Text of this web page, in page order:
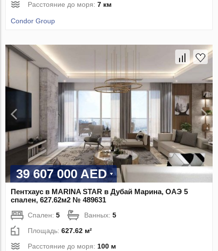
Расстояние до моря:7 км
Condor Group
39 607 000 AED
Пентхаус в MARINA STAR в Дубай Марина, ОАЭ 5
спален, 627.62м2 № 489631
Спален:5 Ванных:5
Площадь:627.62 м²
Расстояние до моря: 100 м